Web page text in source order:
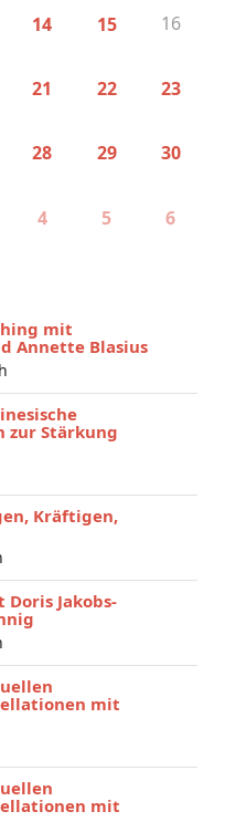
14 15 16
21 22 23
28 29 30
4 5 6
mit
Annette Blasius
zur Stärkung
Kräftigen,
Doris Jakobs-
mit
mit